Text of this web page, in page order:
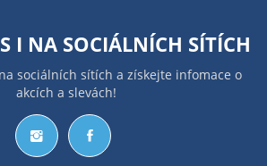
I NA SOCIÁLNÍCH SÍTÍCH
sociálních sítích a získejte infomace o
akcích a slevách!